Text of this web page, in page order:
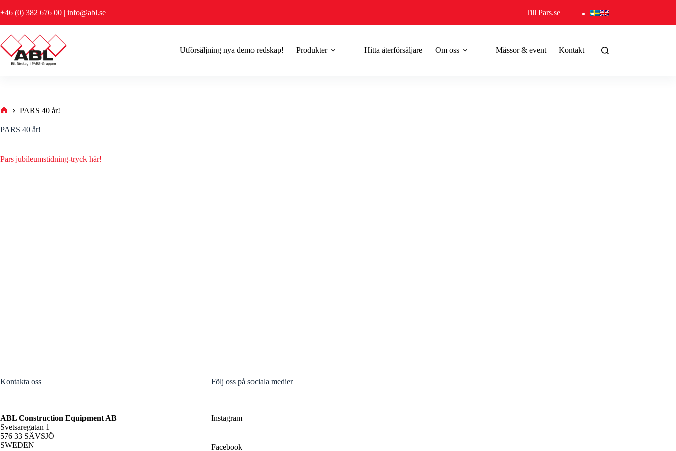
till
+46 (0) 382 676 00 | info@abl.se Till Pars.se
Utförsäljning nya demo redskap! Produkter Hitta återförsäljare Om oss Mässor & event Kontakt
PARS 40 år!
PARS 40 år!
Pars jubileumstidning-tryck här!
Kontakta oss
ABL Construction Equipment AB
Svetsaregatan 1
576 33 SÄVSJÖ
SWEDEN
Följ oss på sociala medier
Instagram
Facebook